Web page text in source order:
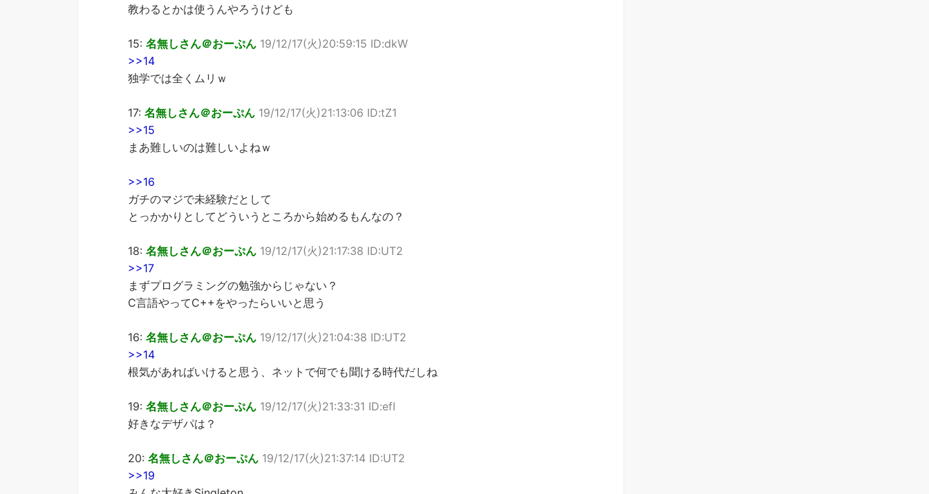
教わるとかは使うんやろうけども
15: 名無しさん＠おーぷん 19/12/17(火)20:59:15 ID:dkW
>>14
独学では全くムリｗ
17: 名無しさん＠おーぷん 19/12/17(火)21:13:06 ID:tZ1
>>15
まあ難しいのは難しいよねｗ
>>16
ガチのマジで未経験だとして
とっかかりとしてどういうところから始めるもんなの？
18: 名無しさん＠おーぷん 19/12/17(火)21:17:38 ID:UT2
>>17
まずプログラミングの勉強からじゃない？
C言語やってC++をやったらいいと思う
16: 名無しさん＠おーぷん 19/12/17(火)21:04:38 ID:UT2
>>14
根気があればいけると思う、ネットで何でも聞ける時代だしね
19: 名無しさん＠おーぷん 19/12/17(火)21:33:31 ID:efI
好きなデザパは？
20: 名無しさん＠おーぷん 19/12/17(火)21:37:14 ID:UT2
>>19